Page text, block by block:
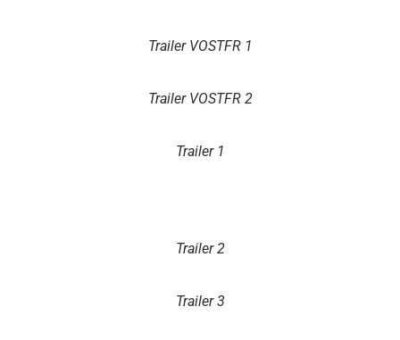
Trailer VOSTFR 1
Trailer VOSTFR 2
Trailer 1
Trailer 2
Trailer 3